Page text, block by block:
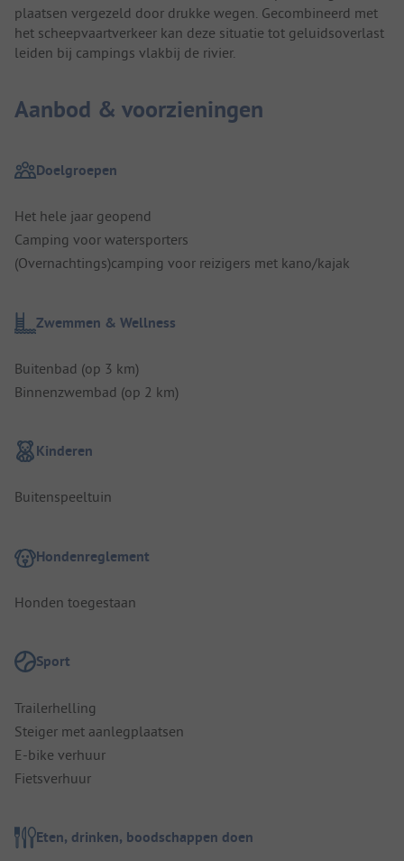
plaatsen vergezeld door drukke wegen. Gecombineerd met
het scheepvaartverkeer kan deze situatie tot geluidsoverlast
leiden bij campings vlakbij de rivier.
Aanbod & voorzieningen
Doelgroepen
Het hele jaar geopend
Camping voor watersporters
(Overnachtings)camping voor reizigers met kano/kajak
Zwemmen & Wellness
Buitenbad (op 3 km)
Binnenzwembad (op 2 km)
Kinderen
Buitenspeeltuin
Hondenreglement
Honden toegestaan
Sport
Trailerhelling
Steiger met aanlegplaatsen
E-bike verhuur
Fietsverhuur
Eten, drinken, boodschappen doen